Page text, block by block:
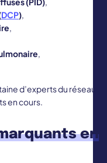
DCP),
,
,
d’experts du réseau
en cours.
en